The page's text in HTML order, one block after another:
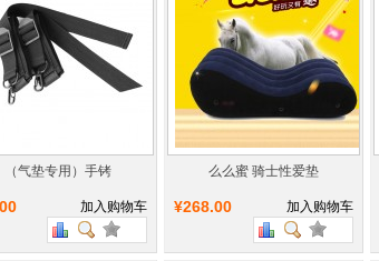
（气垫专用）手铐
加入购物车
么么蜜 骑士性爱垫
¥268.00 加入购物车